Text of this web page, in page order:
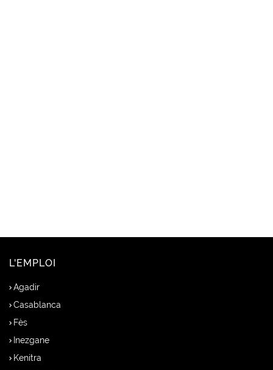
L'EMPLOI
Agadir
Casablanca
Fès
Inezgane
Kenitra